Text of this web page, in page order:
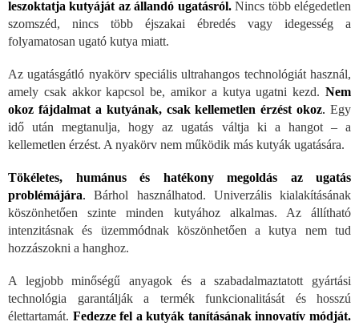
leszoktatja kutyáját az állandó ugatásról.Nincs több elégedetlen
szomszéd, nincs több éjszakai ébredés vagy idegesség a
folyamatosan ugató kutya miatt.
Az ugatásgátló nyakörv speciális ultrahangos technológiát használ,
amely csak akkor kapcsol be, amikor a kutya ugatni kezd. Nem
okoz fájdalmat a kutyának, csak kellemetlen érzést okoz. Egy
idő után megtanulja, hogy az ugatás váltja ki a hangot – a
kellemetlen érzést. A nyakörv nem működik más kutyák ugatására.
Tökéletes, humánus és hatékony megoldás az ugatás
problémájára. Bárhol használhatod. Univerzális kialakításának
köszönhetően szinte minden kutyához alkalmas. Az állítható
intenzitásnak és üzemmódnak köszönhetően a kutya nem tud
hozzászokni a hanghoz.
A legjobb minőségű anyagok és a szabadalmaztatott gyártási
technológia garantálják a termék funkcionalitását és hosszú
élettartamát. Fedezze fel a kutyák tanításának innovatív módját.